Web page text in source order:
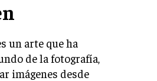
un arte que ha
de la fotografía,
imágenes desde